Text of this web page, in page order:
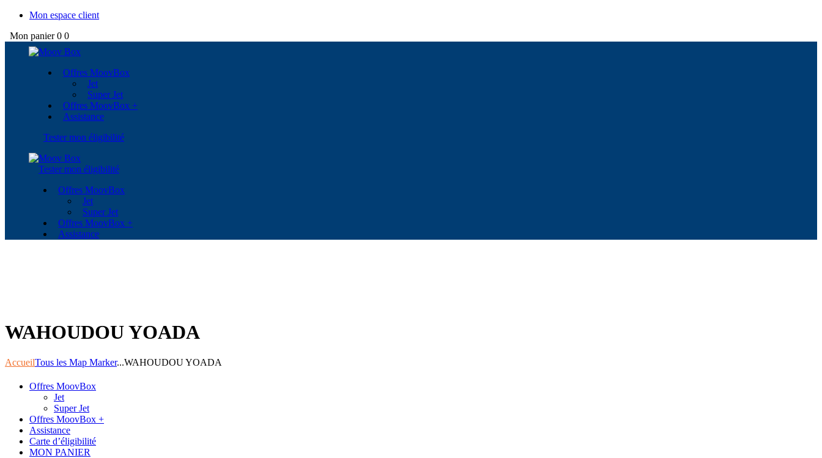
Mon espace client
Mon panier 0 0
Offres MoovBox
Jet
Super Jet
Offres MoovBox +
Assistance
Tester mon éligibilité
Tester mon éligibilité
Offres MoovBox
Jet
Super Jet
Offres MoovBox +
Assistance
WAHOUDOU YOADA
AccueilTous les Map Marker...WAHOUDOU YOADA
Offres MoovBox
Jet
Super Jet
Offres MoovBox +
Assistance
Carte d’éligibilité
MON PANIER